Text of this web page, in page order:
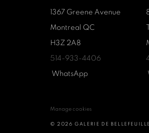
1367 Greene Avenue
Montreal QC
H3Z 2A8
514-933-4406
WhatsApp
Manage cookies
© 2026 GALERIE DE BELLEFEUILLE